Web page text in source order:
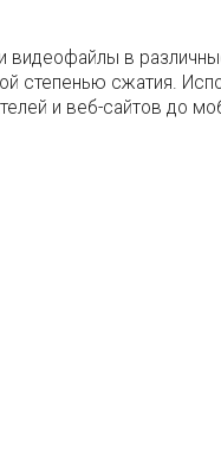
видеофайлы в
степенью сжатия.
и веб-сайтов до